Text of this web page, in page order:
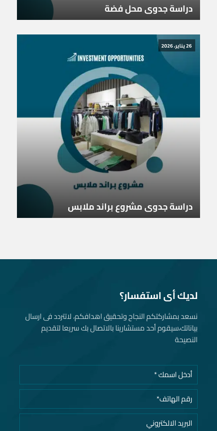
دراسة جدوى محل فضة
26 يناير، 2026
دراسة جدوى مشروع براند ملابس
لديك أى استفسار؟
نسعد بمشاركتكم النجاح وتحقيق اهدافكم، لاتتردد فى ارسال
بياناتك، سيقوم أحد مستشارينا بالاتصال بك سريعا لتقديم
النصيحة